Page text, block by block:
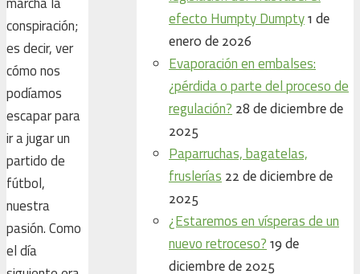
conspiración;
es decir, ver
cómo nos
podíamos
escapar para
ir a jugar un
partido de
fútbol,
nuestra
pasión. Como
el día
efecto Humpty Dumpty 1 de
enero de 2026
Evaporación en embalses:
¿pérdida o parte del proceso de
regulación? 28 de diciembre de
2025
Paparruchas, bagatelas,
fruslerías 22 de diciembre de
2025
¿Estaremos en vísperas de un
nuevo retroceso? 19 de
diciembre de 2025